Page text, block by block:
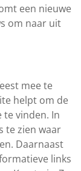
een nieuwe
om naar uit
mee te
helpt om de
vinden. In
te zien waar
Daarnaast
links